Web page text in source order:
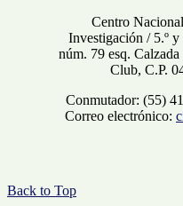
Centro
Investigación / 5.º
núm. 79 esq.
Club, C.P.
Conmutador: (55)
Correo electrónico:
Back to Top